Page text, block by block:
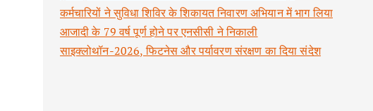
कर्मचारियों ने सुविधा शिविर के शिकायत निवारण अभियान में भाग लिया
आजादी के 79 वर्ष पूर्ण होने पर एनसीसी ने निकाली
साइक्लोथॉन-2026, फिटनेस और पर्यावरण संरक्षण का दिया संदेश